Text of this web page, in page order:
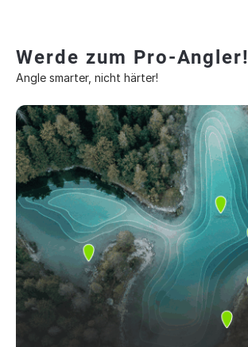
Werde zum Pro-Angler!
Angle smarter, nicht härter!